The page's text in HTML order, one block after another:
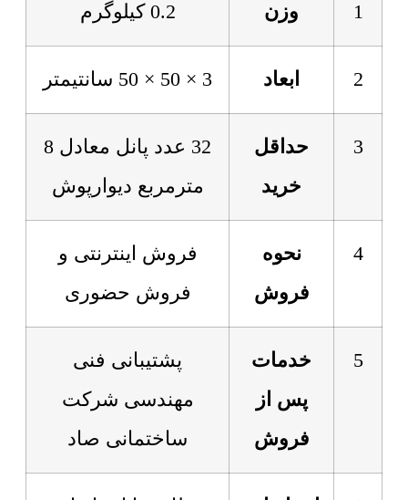
1 وزن 0.2 کیلوگرم
2 ابعاد 3 × 50 × 50 سانتیمتر
3
حداقل
خرید
32 عدد پانل معادل 8
مترمربع دیوارپوش
4
نحوه
فروش
فروش اینترنتی و
فروش حضوری
5
خدمات
پس از
فروش
پشتیبانی فنی
مهندسی شرکت
ساختمانی صاد